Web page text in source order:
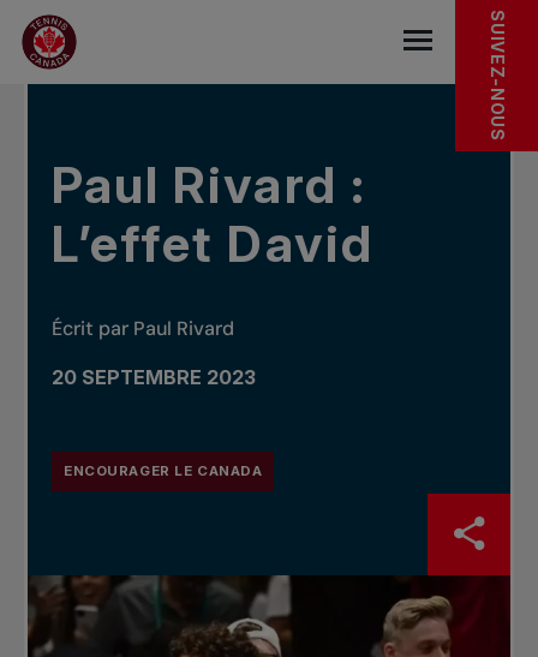
Sauter au menu principal
Sauter au contenu principal
Sauter au pied de page
DANS LES NOUVELLES SUIVEZ-NOUS
Paul Rivard :
L’effet David
Écrit par Paul Rivard
20 SEPTEMBRE 2023
ENCOURAGER LE CANADA